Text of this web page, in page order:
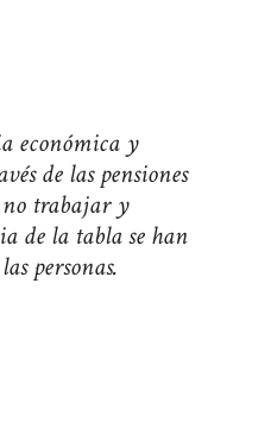
económica y
de las pensiones
no trabajar y
de la tabla se han
personas.